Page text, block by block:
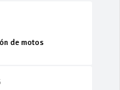
de motos